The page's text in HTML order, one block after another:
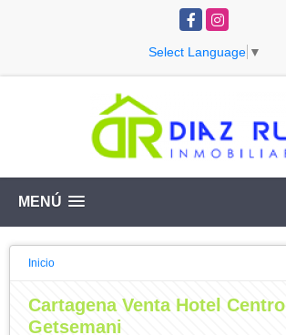
FacebookInstagram
Select Language ▼
MENÚ
Inicio
Cartagena Venta Hotel Centro
Getsemani